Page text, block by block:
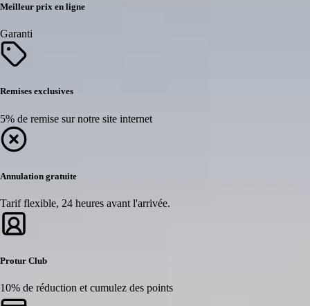
Meilleur prix en ligne
Garanti
Remises exclusives
5% de remise sur notre site internet
Annulation gratuite
Tarif flexible, 24 heures avant l'arrivée.
Protur Club
10% de réduction et cumulez des points